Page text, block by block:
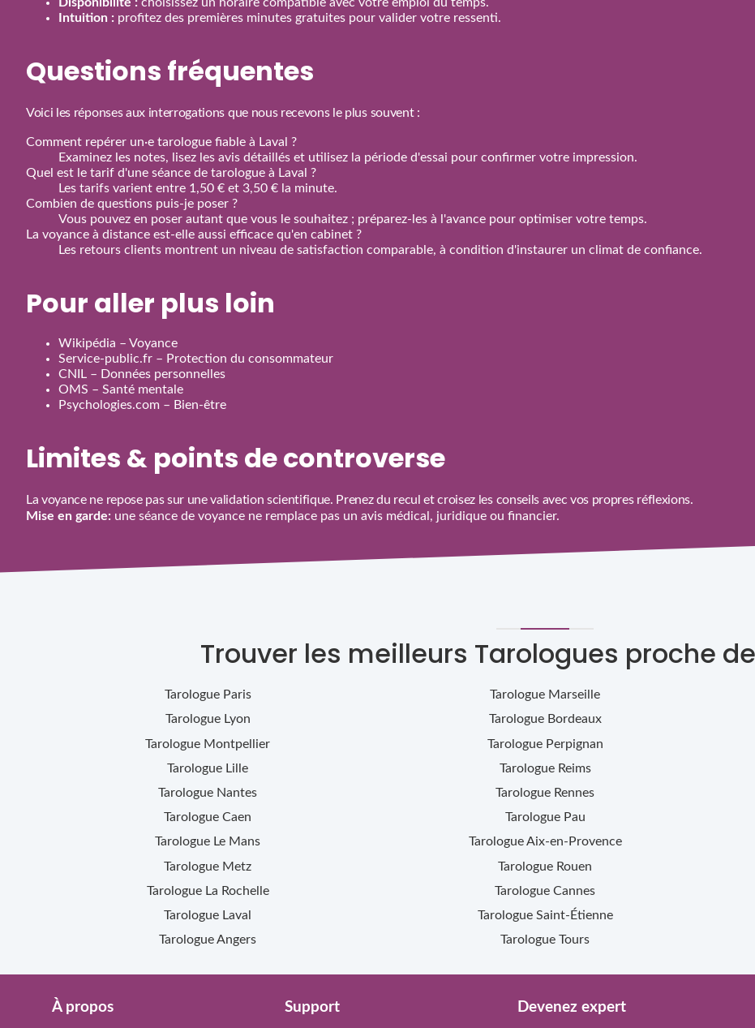
Intuition : profitez des premières minutes gratuites pour valider votre ressenti.
Questions fréquentes
Voici les réponses aux interrogations que nous recevons le plus souvent :
Comment repérer un·e tarologue fiable à Laval ?
Examinez les notes, lisez les avis détaillés et utilisez la période d'essai pour confirmer votre impression.
Quel est le tarif d'une séance de tarologue à Laval ?
Les tarifs varient entre 1,50 € et 3,50 € la minute.
Combien de questions puis‑je poser ?
Vous pouvez en poser autant que vous le souhaitez ; préparez‑les à l'avance pour optimiser votre temps.
La voyance à distance est‑elle aussi efficace qu'en cabinet ?
Les retours clients montrent un niveau de satisfaction comparable, à condition d'instaurer un climat de confiance.
Pour aller plus loin
Wikipédia – Voyance
Service‑public.fr – Protection du consommateur
CNIL – Données personnelles
OMS – Santé mentale
Psychologies.com – Bien‑être
Limites & points de controverse
La voyance ne repose pas sur une validation scientifique. Prenez du recul et croisez les conseils avec vos propres réflexions.
Mise en garde: une séance de voyance ne remplace pas un avis médical, juridique ou financier.
Trouver les meilleurs Tarologues proche
Tarologue Paris Tarologue Marseille
Tarologue Lyon Tarologue Bordeaux
Tarologue Montpellier Tarologue Perpignan
Tarologue Lille Tarologue Reims
Tarologue Nantes Tarologue Rennes
Tarologue Caen Tarologue Pau
Tarologue Le Mans TarologueAix-en-Provence
Tarologue Metz Tarologue Rouen
Tarologue La Rochelle Tarologue Cannes
Tarologue Laval Tarologue Saint-Étienne
TarologueAngers Tarologue Tours
À propos Support Devenez expert